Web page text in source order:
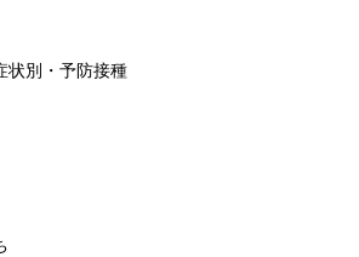
状別・予防接種